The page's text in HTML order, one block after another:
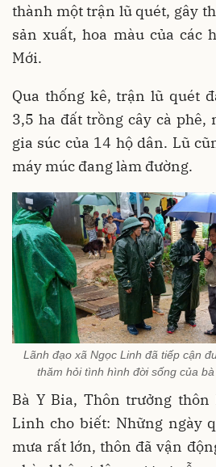
thành một trận lũ quét, gây
sản xuất, hoa màu của các
Mới.
Qua thống kê, trận lũ quét
3,5 ha đất trồng cây cà phê,
gia súc của 14 hộ dân. Lũ
máy múc đang làm đường.
Lãnh đạo xã Ngọc Linh đã tiếp cận
thăm hỏi tình hình đời sống của
Bà Y Bia, Thôn trưởng thôn
Linh cho biết: Những ngày
mưa rất lớn, thôn đã vận